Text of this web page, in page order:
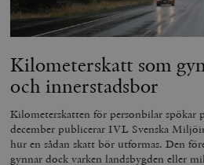
Kilometerskatt som
och innerstadsbor
Kilometerskatten för personbilar spökar
december publicerar IVL Svenska
hur en sådan skatt bör utformas. Den
gynnar dock varken landsbygden eller